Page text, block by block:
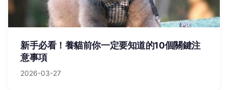
新手必看！養貓前你一定要知道的10個關鍵注
意事項
2026-03-27